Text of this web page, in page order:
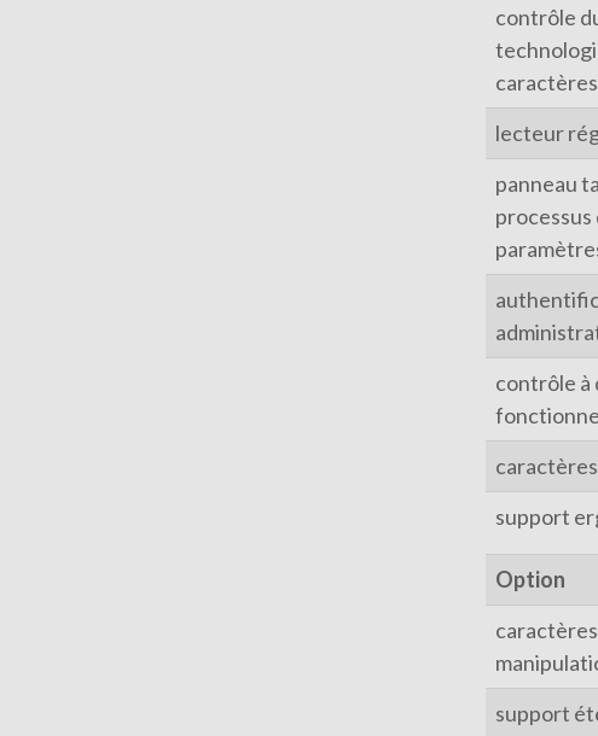
contrôle
lecteur
panneau
processus
contrôle à
support
Option
support